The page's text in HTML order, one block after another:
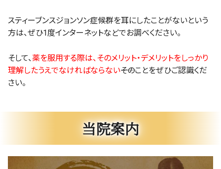
スティーブンスジョンソン症候群を耳にしたことがないという
方は、ぜひ1度インターネットなどでお調べください。
そして、薬を服用する際は、そのメリット・デメリットをしっかり
理解したうえでなければならない――そのことをぜひご認識くだ
さい。
当院案内